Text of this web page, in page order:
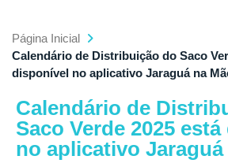
Página Inicial
Calendário de Distribuição do Saco
disponível no aplicativo Jaraguá na
Calendário de
Saco Verde 2025
no aplicativo Jaraguá